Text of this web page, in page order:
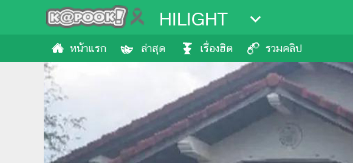
HILIGHT
หน้าแรก ล่าสุด เรื่องฮิต รวมคลิป